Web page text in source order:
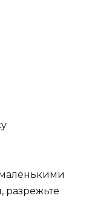
разрежьте